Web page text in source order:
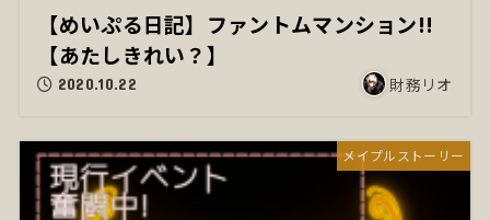
【めいぷる日記】ファントムマンション!!
【あたしきれい？】
2020.10.22 財務リオ
メイプルストーリー